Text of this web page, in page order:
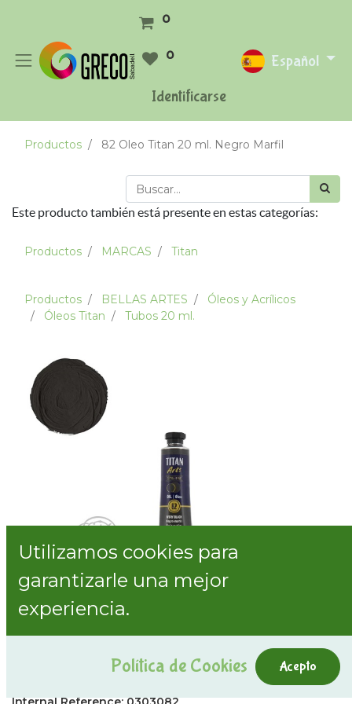
0
0
Identificarse
Español
Productos 82 Oleo Titan 20 ml. Negro Marfil
Este producto también está presente en estas categorías:
Productos MARCAS Titan
Productos BELLAS ARTES
Óleos y Acrílicos
Óleos Titan
Tubos 20 ml.
82 Oleo Titan 20 ml. Negro Marfil
Utilizamos cookies para
garantizarle una mejor
experiencia.
Política de Cookies Acepto